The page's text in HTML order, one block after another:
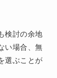
検討の余地
い場合、無
選ぶことが